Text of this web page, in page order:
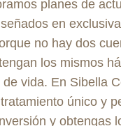
planes de
en
no hay dos
los mismos
vida. En Sibella
único y
y obtengas